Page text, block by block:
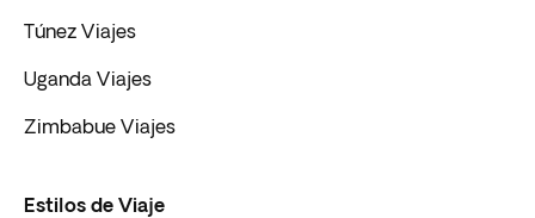
Túnez Viajes
Uganda Viajes
Zimbabue Viajes
Estilos de Viaje